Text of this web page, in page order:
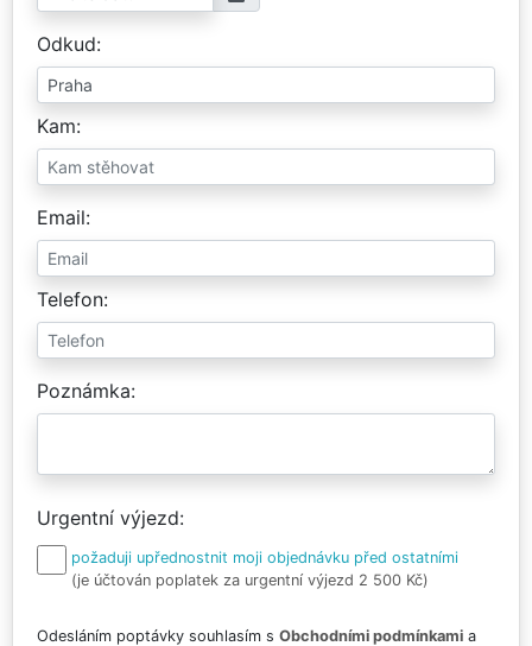
Odkud
Kam
Email
Telefon
Poznámka
Urgentní výjezd
požaduji upřednostnit moji objednávku před ostatními
(je účtován poplatek za urgentní výjezd 2 500 Kč)
Odesláním poptávky souhlasím s Obchodními podmínkami a